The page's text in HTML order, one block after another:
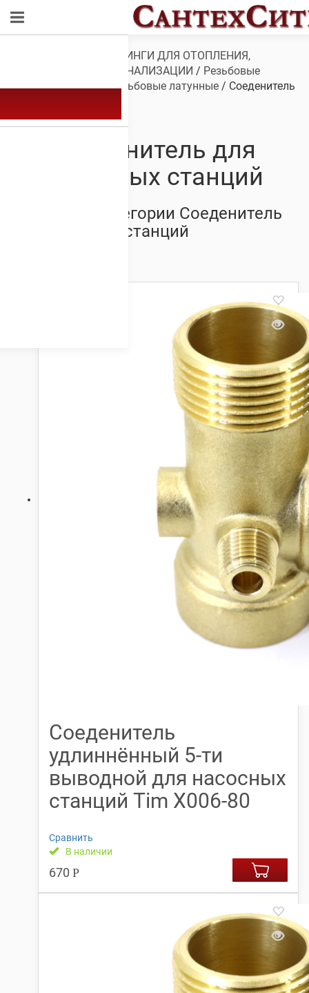
ТРУБЫ И ФИТИНГИ ДЛЯ ОТОПЛЕНИЯ,
ВОДОСНАБЖЕНИЯ, КАНАЛИЗАЦИИ / Резьбовые
фитинги/Фитинги резьбовые латунные / Соеденитель
Соеденитель для
насосных станций
Товары из категории Соеденитель
для насосных станций
Соеденитель
удлиннённый 5-ти
выводной для насосных
станций Tim X006-80
Сравнить
В наличии
670 Р